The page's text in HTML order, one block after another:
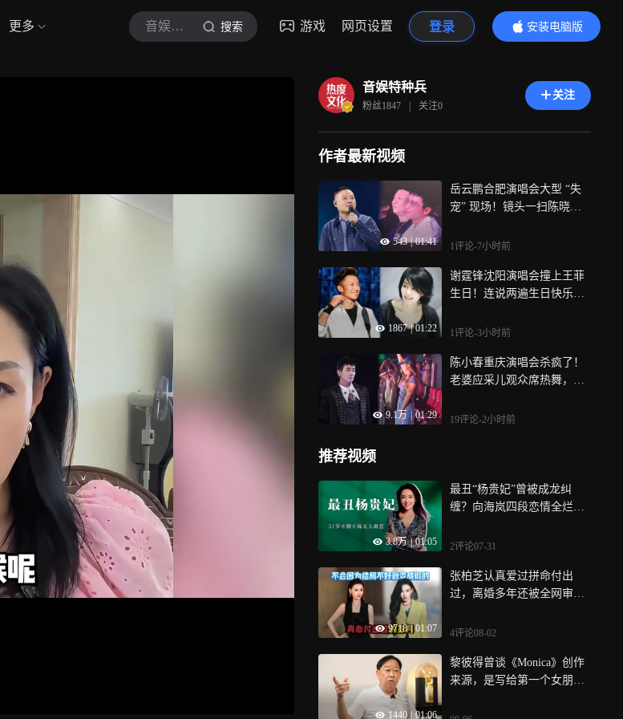
更多 音娱特种兵 搜索 游戏 网页设置 登录
安装电脑版
内容更精彩
音娱特种兵
粉丝1847 | 关注0
关注
作者最新视频
543 | 01:41
岳云鹏合肥演唱会大型 “失
宠” 现场！镜头一扫陈晓，
1评论-7小时前
1867 | 01:22
谢霆锋沈阳演唱会撞上王菲
生日！连说两遍生日快乐，
1评论-3小时前
9.1万 01:29
陈小春重庆演唱会杀疯了！
老婆应采儿观众席热舞，全
19评论-2小时前
推荐视频
3.8万 | 01:05
最丑“杨贵妃”曾被成龙纠
缠？向海岚四段恋情全烂
老牌新番
2评论07-31
9718 | 01:07
张柏芝认真爱过拼命付出
过，离婚多年还被全网审
相
4评论08-02
1440 01:06
黎彼得曾谈《Monica》创作
来源，是写给第一个女朋友